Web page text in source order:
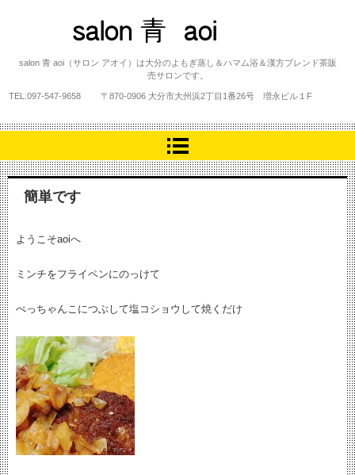
salon 青 aoi
salon 青 aoi（サロン アオイ）は大分のよもぎ蒸し＆ハマム浴＆漢方ブレンド茶販
売サロンです。
TEL. 097-547-9658 〒870-0906 大分市大州浜2丁目1番26号 増永ビル１F
簡単です
ようこそaoiへ
ミンチをフライペンにのっけて
ぺっちゃんこにつぶして塩コショウして焼くだけ